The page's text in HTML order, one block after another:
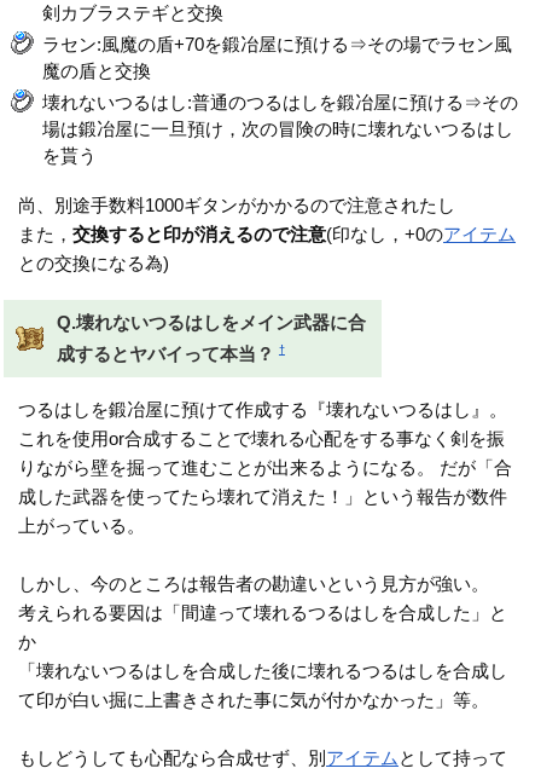
剣カブラステギと交換
ラセン:風魔の盾+70を鍛冶屋に預ける⇒その場でラセン風
魔の盾と交換
壊れないつるはし:普通のつるはしを鍛冶屋に預ける⇒その
場は鍛冶屋に一旦預け，次の冒険の時に壊れないつるはし
を貰う
尚、別途手数料1000ギタンがかかるので注意されたし
また，交換すると印が消えるので注意(印なし，+0のアイテム
との交換になる為)
Q.壊れないつるはしをメイン武器に合
成するとヤバイって本当？
†
つるはしを鍛冶屋に預けて作成する『壊れないつるはし』。
これを使用or合成することで壊れる心配をする事なく剣を振
りながら壁を掘って進むことが出来るようになる。 だが「合
成した武器を使ってたら壊れて消えた！」という報告が数件
上がっている。
しかし、今のところは報告者の勘違いという見方が強い。
考えられる要因は「間違って壊れるつるはしを合成した」と
か
「壊れないつるはしを合成した後に壊れるつるはしを合成し
て印が白い掘に上書きされた事に気が付かなかった」等。
もしどうしても心配なら合成せず、別 アイテム として持って